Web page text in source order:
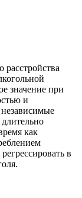
значение при
и
как
в